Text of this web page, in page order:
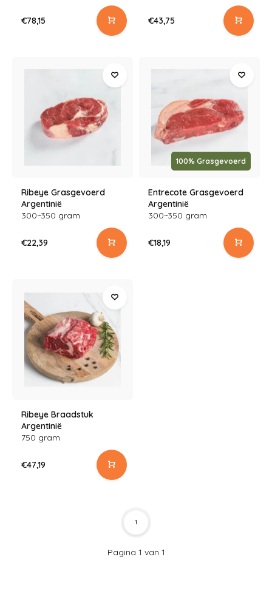
€78,15 €43,75
Ribeye Grasgevoerd
Argentinië
300~350 gram
€22,39
100% Grasgevoerd
Entrecote Grasgevoerd
Argentinië
300~350 gram
€18,19
Ribeye Braadstuk
Argentinië
750 gram
€47,19
Pagina 1 van 1
1